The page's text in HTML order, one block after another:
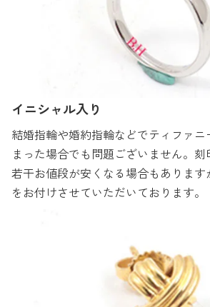
イニシャル入り
結婚指輪や婚約指輪などでティファニ
まった場合でも問題ございません。
若干お値段が安くなる場合もありま
をお付けさせていただいております。